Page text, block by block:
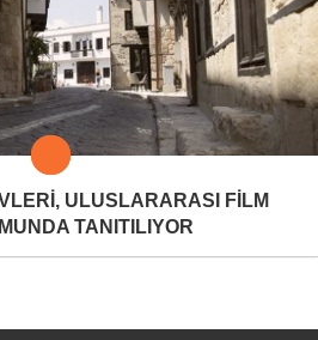
ULUSLARARASI FİLM
TANITILIYOR